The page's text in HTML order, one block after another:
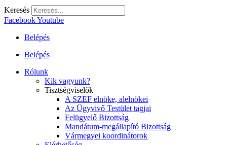
Keresés
FacebookYoutube
Belépés
Belépés
Rólunk
Kik vagyunk?
Tisztségviselők
A SZEF elnöke, alelnökei
Az Ügyvivő Testület tagjai
Felügyelő Bizottság
Mandátum-megállapító Bizottság
Vármegyei koordinátorok